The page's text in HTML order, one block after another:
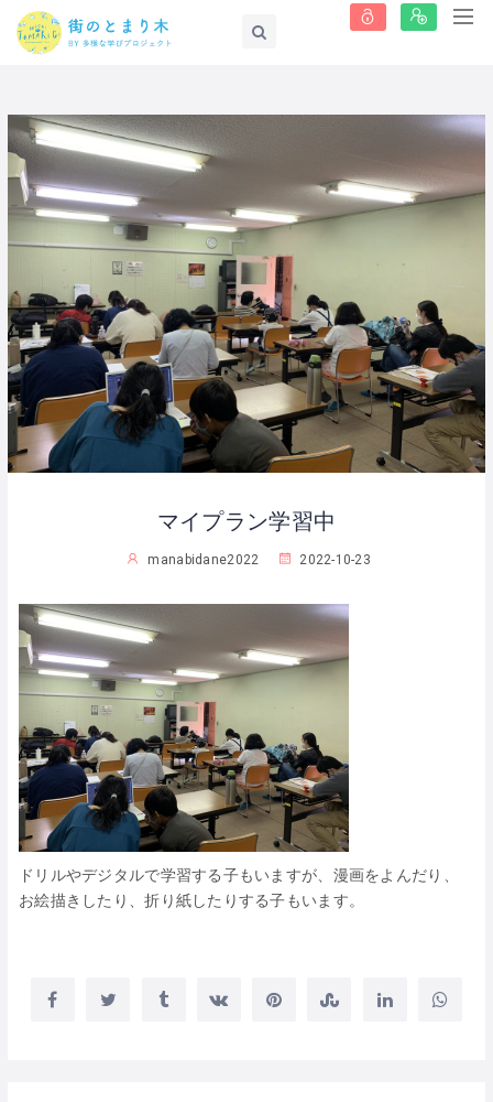
マイプラン学習中
manabidane2022 2022-10-23
ドリルやデジタルで学習する子もいますが、漫画をよんだり、
お絵描きしたり、折り紙したりする子もいます。